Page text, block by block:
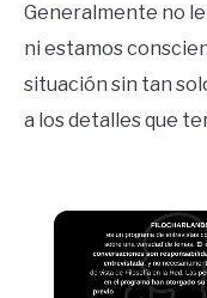
Generalmente no
ni estamos
situación sin tan
a los detalles que